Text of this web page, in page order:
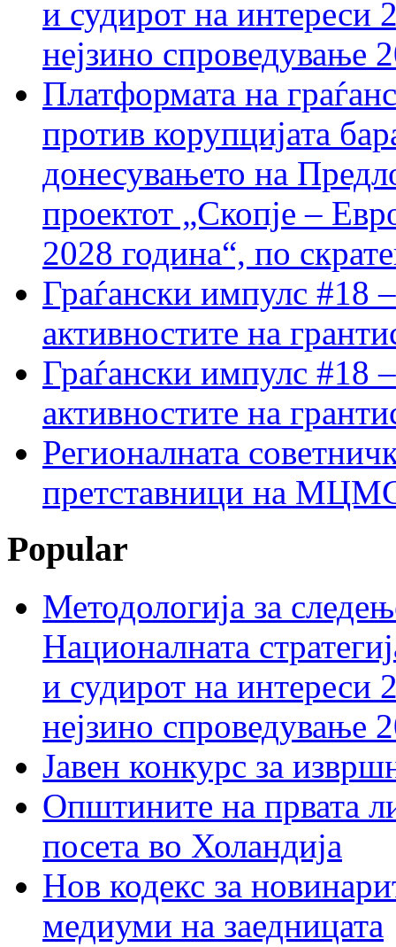
и судирот на интереси
нејзино спроведување
Платформата на
против корупцијата
донесувањето на
проектот „Скопје –
2028 година“, по
Граѓански импулс #18
активностите на
Граѓански импулс #18
активностите на
Регионалната
претставници на МЦМС
Popular
Методологија за
Националната
и судирот на интереси
нејзино спроведување
Јавен конкурс за
Општините на првата
посета во Холандија
Нов кодекс за
медиуми на заедницата